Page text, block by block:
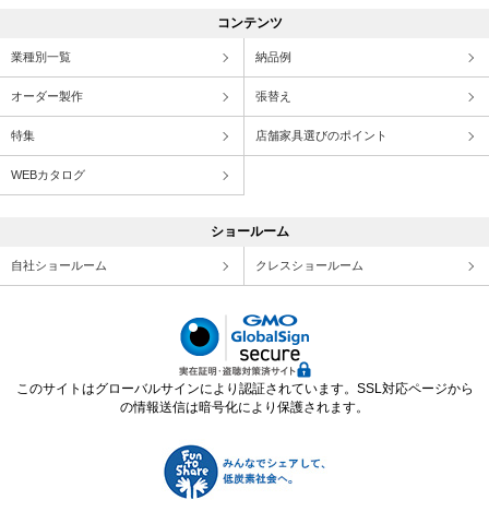
コンテンツ
業種別一覧 納品例
オーダー製作 張替え
特集 店舗家具選びのポイント
WEBカタログ
ショールーム
自社ショールーム クレスショールーム
このサイトはグローバルサインにより認証されています。SSL対応ページから
の情報送信は暗号化により保護されます。